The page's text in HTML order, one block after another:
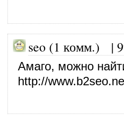
seo (1 комм.) |
Амаго, можно
http://